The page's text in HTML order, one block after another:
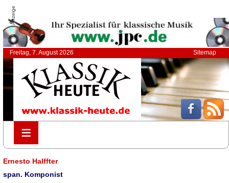
Anzeige
Freitag, 7. August 2026 Sitemap
≡
≡
Ernesto Halffter
span. Komponist